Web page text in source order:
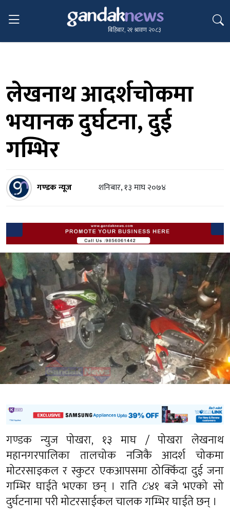
बिहिबार, २१ श्रावण २०८३
लेखनाथ आदर्शचोकमा
भयानक दुर्घटना, दुई
गम्भिर
गण्डक न्यूज शनिबार, १३ माघ २०७४
गण्डक न्युज पोखरा, १३ माघ / पोखरा लेखनाथ
महानगरपालिका तालचोक नजिकै आदर्श चोकमा
मोटरसाइकल र स्कुटर एकआपसमा ठोक्किँदा दुई जना
गम्भिर घाईते भएका छन् । राति ८ः४१ बजे भएको सो
दुर्घटनामा परी मोटरसाईकल चालक गम्भिर घाईते छन् ।